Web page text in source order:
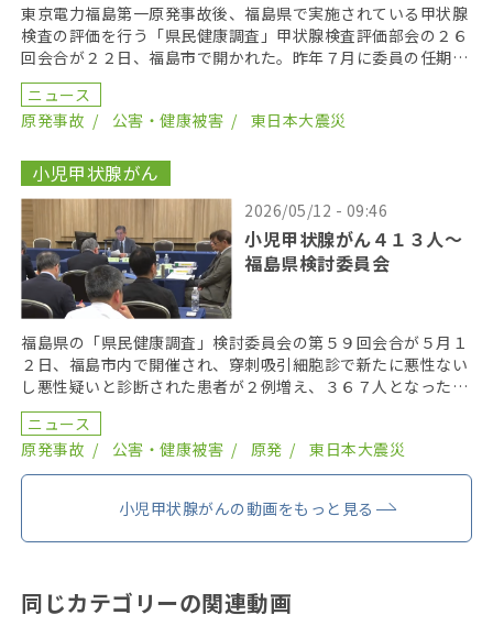
東京電力福島第一原発事故後、福島県で実施されている甲状腺
検査の評価を行う「県民健康調査」甲状腺検査評価部会の２６
回会合が２２日、福島市で開かれた。昨年７月に委員の任期を
終え、委員が改選されてから初の開催となり、鈴木元保内 […]
ニュース
原発事故
公害・健康被害 東日本大震災
小児甲状腺がん
2026/05/12 - 09:46
小児甲状腺がん４１３人〜
福島県検討委員会
福島県の「県民健康調査」検討委員会の第５９回会合が５月１
２日、福島市内で開催され、穿刺吸引細胞診で新たに悪性ない
し悪性疑いと診断された患者が２例増え、３６７人となった。
２０１９年までにがん登録で把握された集計外の患者４７ […]
ニュース
原発事故
公害・健康被害 原発 東日本大震災
小児甲状腺がんの動画をもっと見る
同じカテゴリーの関連動画